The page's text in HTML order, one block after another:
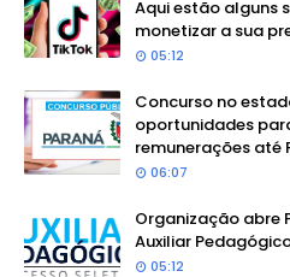
Aqui estão alguns
monetizar a sua
05:12
Concurso no
oportunidades
remunerações até
06:07
Organização abre
Auxiliar
05:12